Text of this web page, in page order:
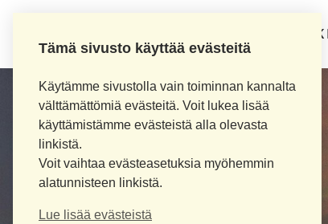
Tämä sivusto käyttää evästeitä
Käytämme sivustolla vain toiminnan kannalta
välttämättömiä evästeitä. Voit lukea lisää
käyttämistämme evästeistä alla olevasta
linkistä.
Voit vaihtaa evästeasetuksia myöhemmin
alatunnisteen linkistä.
Lue lisää evästeistä
LOIMAAN UUSI